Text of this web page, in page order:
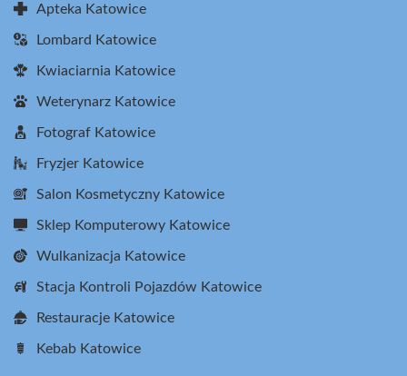
Apteka Katowice
Lombard Katowice
Kwiaciarnia Katowice
Weterynarz Katowice
Fotograf Katowice
Fryzjer Katowice
Salon Kosmetyczny Katowice
Sklep Komputerowy Katowice
Wulkanizacja Katowice
Stacja Kontroli Pojazdów Katowice
Restauracje Katowice
Kebab Katowice